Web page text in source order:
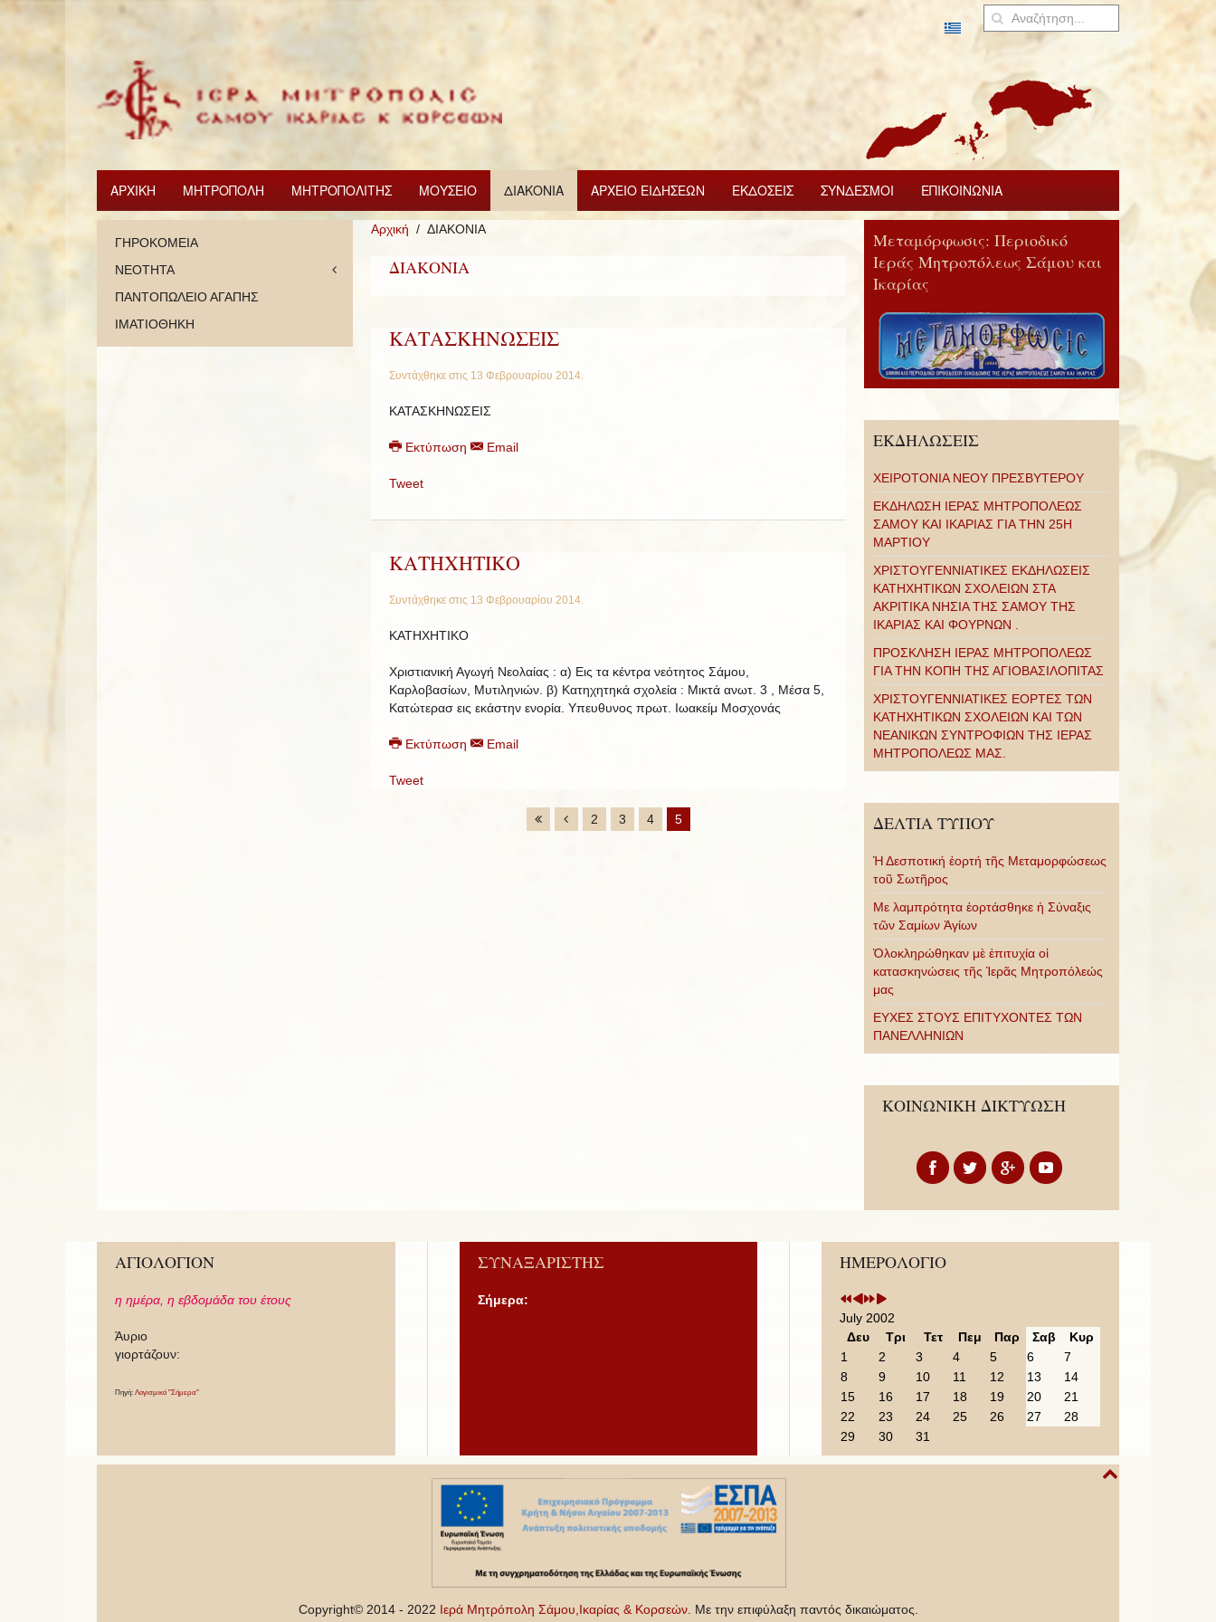
ΑΡΧΙΚΗ ΜΗΤΡΟΠΟΛΗ ΜΗΤΡΟΠΟΛΙΤΗΣ ΜΟΥΣΕΙΟ ΔΙΑΚΟΝΙΑ ΑΡΧΕΙΟ ΕΙΔΗΣΕΩΝ ΕΚΔΟΣΕΙΣ ΣΥΝΔΕΣΜΟΙ ΕΠΙΚΟΙΝΩΝΙΑ
Αρχική ΔΙΑΚΟΝΙΑ
ΔΙΑΚΟΝΙΑ
ΚΑΤΑΣΚΗΝΩΣΕΙΣ
Συντάχθηκε στις 13 Φεβρουαρίου 2014.
ΚΑΤΑΣΚΗΝΩΣΕΙΣ
Εκτύπωση Email
Tweet
ΚΑΤΗΧΗΤΙΚΟ
Συντάχθηκε στις 13 Φεβρουαρίου 2014.
ΚΑΤΗΧΗΤΙΚΟ
Χριστιανική Αγωγή Νεολαίας : α) Εις τα κέντρα νεότητος Σάμου,
Καρλοβασίων, Μυτιληνιών. β) Κατηχητηκά σχολεία : Μικτά ανωτ. 3 , Μέσα 5,
Κατώτερασ εις εκάστην ενορία. Υπευθυνος πρωτ. Ιωακείμ Μοσχονάς
Εκτύπωση Email
Tweet
2 3 4 5
ΓΗΡΟΚΟΜΕΙΑ
ΝΕΟΤΗΤΑ
ΠΑΝΤΟΠΩΛΕΙΟ ΑΓΑΠΗΣ
ΙΜΑΤΙΟΘΗΚΗ
Μεταμόρφωσις: Περιοδικό
Ιεράς Μητροπόλεως Σάμου και
Ικαρίας
ΕΚΔΗΛΩΣΕΙΣ
ΧΕΙΡΟΤΟΝΙΑ ΝΕΟΥ ΠΡΕΣΒΥΤΕΡΟΥ
ΕΚΔΗΛΩΣΗ ΙΕΡΑΣ ΜΗΤΡΟΠΟΛΕΩΣ
ΣΑΜΟΥ ΚΑΙ ΙΚΑΡΙΑΣ ΓΙΑ ΤΗΝ 25Η
ΜΑΡΤΙΟΥ
ΧΡΙΣΤΟΥΓΕΝΝΙΑΤΙΚΕΣ ΕΚΔΗΛΩΣΕΙΣ
ΚΑΤΗΧΗΤΙΚΩΝ ΣΧΟΛΕΙΩΝ ΣΤΑ
ΑΚΡΙΤΙΚΑ ΝΗΣΙΑ ΤΗΣ ΣΑΜΟΥ ΤΗΣ
ΙΚΑΡΙΑΣ ΚΑΙ ΦΟΥΡΝΩΝ .
ΠΡΟΣΚΛΗΣΗ ΙΕΡΑΣ ΜΗΤΡΟΠΟΛΕΩΣ
ΓΙΑ ΤΗΝ ΚΟΠΗ ΤΗΣ ΑΓΙΟΒΑΣΙΛΟΠΙΤΑΣ
ΧΡΙΣΤΟΥΓΕΝΝΙΑΤΙΚΕΣ ΕΟΡΤΕΣ ΤΩΝ
ΚΑΤΗΧΗΤΙΚΩΝ ΣΧΟΛΕΙΩΝ ΚΑΙ ΤΩΝ
ΝΕΑΝΙΚΩΝ ΣΥΝΤΡΟΦΙΩΝ ΤΗΣ ΙΕΡΑΣ
ΜΗΤΡΟΠΟΛΕΩΣ ΜΑΣ.
ΔΕΛΤΙΑ ΤΥΠΟΥ
Ἡ Δεσποτική ἑορτή τῆς Μεταμορφώσεως
τοῦ Σωτῆρος
Με λαμπρότητα ἑορτάσθηκε ἡ Σύναξις
τῶν Σαμίων Ἁγίων
Ὁλοκληρώθηκαν μὲ ἐπιτυχία οἱ
κατασκηνώσεις τῆς Ἱερᾶς Μητροπόλεώς
μας
ΕΥΧΕΣ ΣΤΟΥΣ ΕΠΙΤΥΧΟΝΤΕΣ ΤΩΝ
ΠΑΝΕΛΛΗΝΙΩΝ
ΚΟΙΝΩΝΙΚΗ ΔΙΚΤΥΩΣΗ
ΑΓΙΟΛΟΓΙΟΝ
η ημέρα, η εβδομάδα του έτους
Άυριο
γιορτάζουν:
Πηγή: Λογισμικό "Σήμερα"
ΣΥΝΑΞΑΡΙΣΤΗΣ
Σήμερα:
ΗΜΕΡΟΛΟΓΙΟ
Previous
Year
Previous
Month
Next
Year
Next
Month
July 2002
Δευ
Τρι Τετ Πεμ Παρ Σαβ
Κυρ
1
2 3 4 5 6
7
8
9 10 11 12 13
14
15
16 17 18 19 20
21
22
23 24 25 26 27
28
29
30 31
Copyright© 2014 - 2022 Ιερά Μητρόπολη Σάμου,Ικαρίας & Κορσεών. Με την επιφύλαξη παντός δικαιώματος.